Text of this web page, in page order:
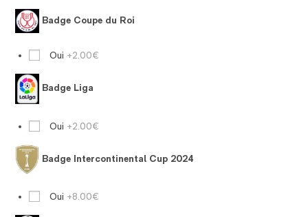
Badge Coupe du Roi
Oui +2.00€
Badge Liga
Oui +2.00€
Badge Intercontinental Cup 2024
Oui +8.00€